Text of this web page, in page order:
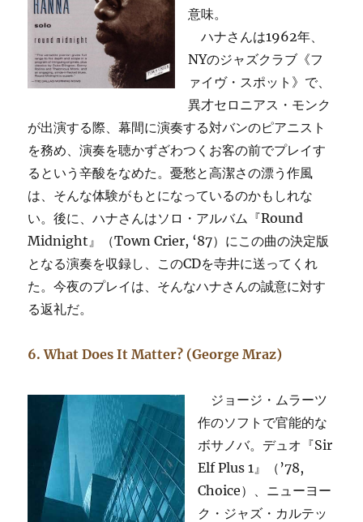
意味。
ハナさんは1962年、
NYのジャズクラブ《フ
ァイヴ・スポット》で、
異才セロニアス・モンク
が出演する際、幕間に演奏する対バンのピアニスト
を務め、演奏を聴かずざわつくお客の前でプレイす
るという辛酸をなめた。憂愁と高潔さの漂う作風
は、そんな体験がもとになっているのかもしれな
い。後に、ハナさんはソロ・アルバム『Round
Midnight』（Town Crier, ‘87）にこの曲の決定版
となる演奏を収録し、このCDを寺井に送ってくれ
た。今夜のプレイは、そんなハナさんの誠意に対す
る返礼だ。
6. What Does It Matter? (George Mraz)
ジョージ・ムラーツ
作のソフトで官能的な
ボサノバ。デュオ『Sir
Elf Plus 1』（’78,
Choice）、ニューヨー
ク・ジャズ・カルテッ